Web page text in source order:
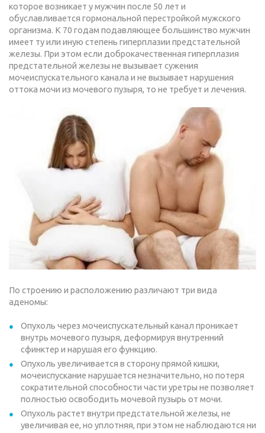
которое возникает у мужчин после 50 лет и
обуславливается гормональной перестройкой мужского
организма. К 70 годам подавляющее большинство мужчин
имеет ту или иную степень гиперплазии предстательной
железы. При этом если доброкачественная гиперплазия
предстательной железы не вызывает сужения
мочеиспускательного канала и не вызывает нарушения
оттока мочи из мочевого пузыря, то не требует и лечения.
По строению и расположению различают три вида
аденомы:
Опухоль через мочеиспускательный канал проникает
внутрь мочевого пузыря, деформируя внутренний
сфинктер и нарушая его функцию.
Опухоль увеличивается в сторону прямой кишки,
мочеиспускание нарушается незначительно, но потеря
сократительной способности части уретры не позволяет
полностью освободить мочевой пузырь от мочи.
Опухоль растет внутри предстательной железы, не
увеличивая ее, но уплотняя, при этом не наблюдаются ни